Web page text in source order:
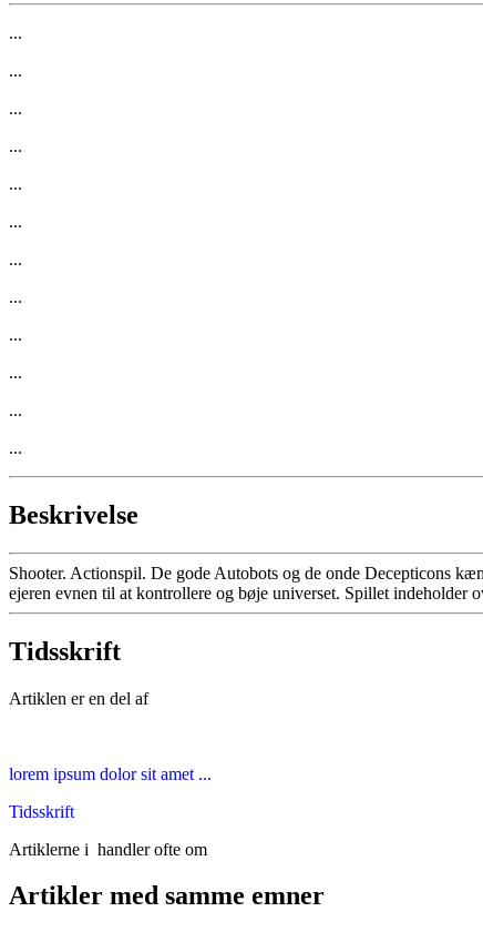
...
...
...
...
...
...
...
...
...
...
...
...
Beskrivelse
Shooter. Actionspil. De gode Autobots og de onde Decepticons
ejeren evnen til at kontrollere og bøje universet. Spillet indeholder
Tidsskrift
Artiklen er en del af
lorem ipsum dolor sit amet ...
Tidsskrift
Artiklerne i handler ofte om
Artikler med samme emner